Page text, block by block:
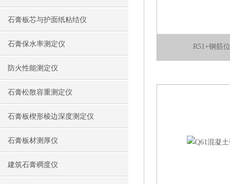
石膏板芯与护面纸粘结仪
石膏保水率测定仪
防火性能测定仪
石膏松散容重测定仪
石膏板楔形棱边深度测定仪
石膏板材测厚仪
建筑石膏稠度仪
R51+钢筋